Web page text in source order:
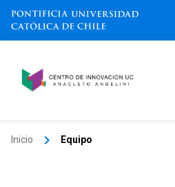
Inicio keyboard_arrow_right Equipo